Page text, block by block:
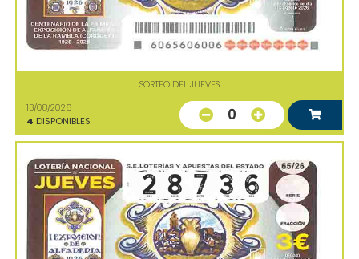
SORTEO DEL JUEVES
13/08/2026
4 DISPONIBLES 0